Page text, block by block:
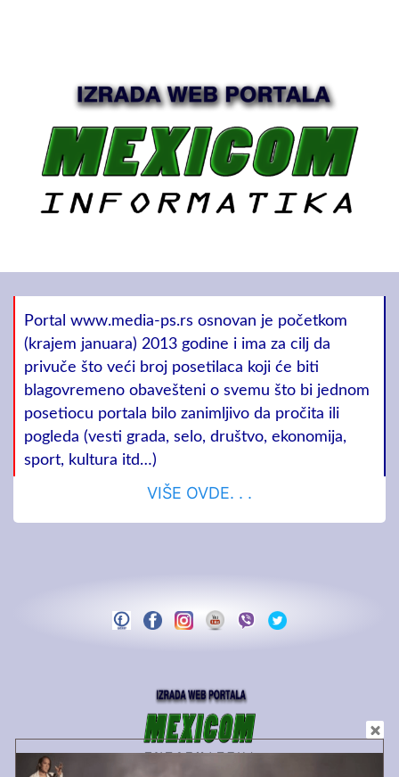
Portal www.media-ps.rs osnovan je početkom
(krajem januara) 2013 godine i ima za cilj da
privuče što veći broj posetilaca koji će biti
blagovremeno obavešteni o svemu što bi jednom
posetiocu portala bilo zanimljivo da pročita ili
pogleda (vesti grada, selo, društvo, ekonomija,
sport, kultura itd…)
VIŠE OVDE. . .